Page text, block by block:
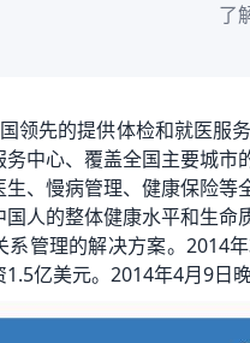
了
先的提供体检和就医服
中心、覆盖全国主要城
、慢病管理、健康保险等
国人的整体健康水平和生
系管理的解决方案。2014
亿美元。2014年4月9日